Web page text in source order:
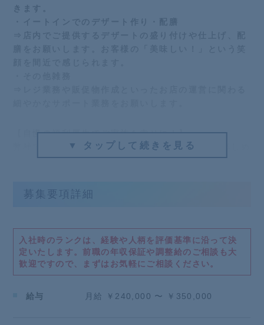
きます。
【自慢の福利厚生でご家族も幸せに！】
弊社では、スタッフだけでなく ご家族も一緒に楽しめ
る福利厚生 をご用意しています。
・あなたの誕生日には、ご家族ごとご招待して 懐石料
理をごちそう！
働く本人はもちろん、家族からも「この会社で働いて
くれてよかった」と思ってもらえる環境を整えていま
す。
▼ タップして続きを見る
募集要項詳細
入社時のランクは、経験や人柄を評価基準に沿って決
定いたします。前職の年収保証や調整給のご相談も大
歓迎ですので、まずはお気軽にご相談ください。
給与 月給 ￥240,000 〜 ￥350,000